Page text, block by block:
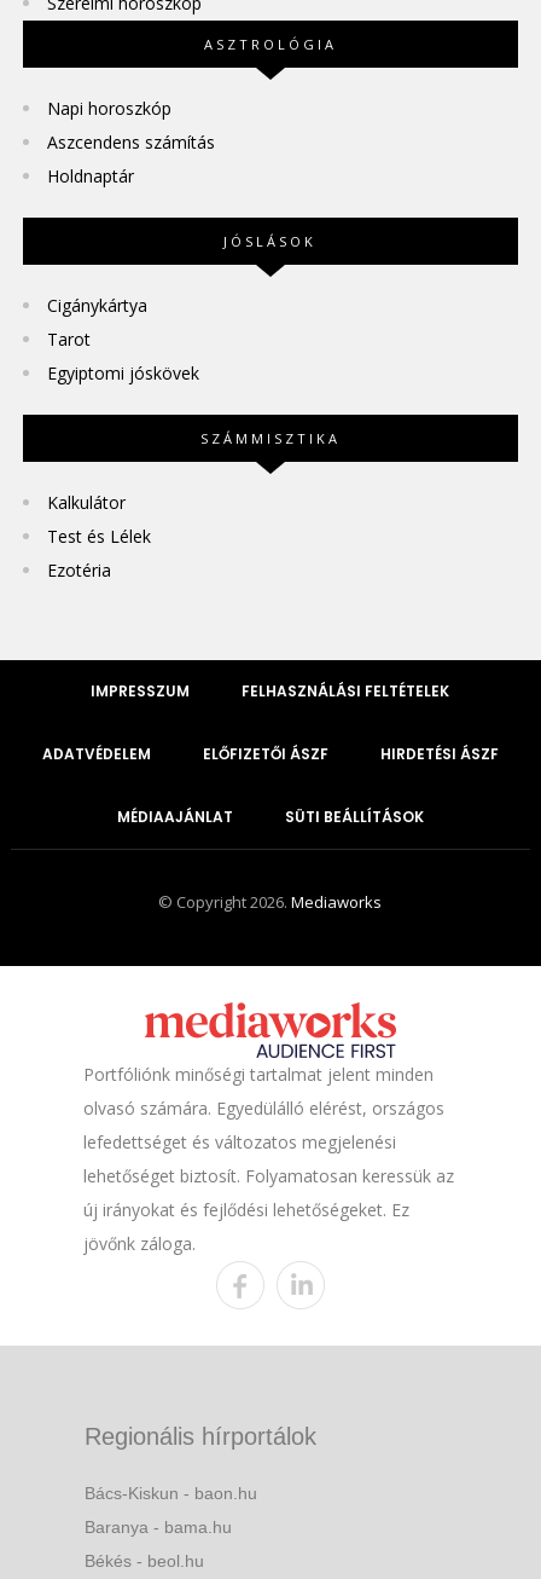
ASZTROLÓGIA
Napi horoszkóp
Aszcendens számítás
Holdnaptár
JÓSLÁSOK
Cigánykártya
Tarot
Egyiptomi jóskövek
SZÁMMISZTIKA
Kalkulátor
Test és Lélek
Ezotéria
IMPRESSZUM FELHASZNÁLÁSI FELTÉTELEK
ADATVÉDELEM ELŐFIZETŐI ÁSZF HIRDETÉSI ÁSZF
MÉDIAAJÁNLAT SÜTI BEÁLLÍTÁSOK
© Copyright 2026.Mediaworks
Portfóliónk minőségi tartalmat jelent minden
olvasó számára. Egyedülálló elérést, országos
lefedettséget és változatos megjelenési
lehetőséget biztosít. Folyamatosan keressük az
új irányokat és fejlődési lehetőségeket. Ez
jövőnk záloga.
Regionális hírportálok
Bács-Kiskun - baon.hu
Baranya - bama.hu
Békés - beol.hu